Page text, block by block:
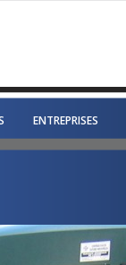
ENTREPRISES